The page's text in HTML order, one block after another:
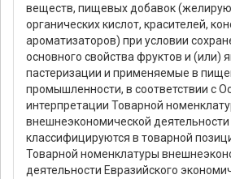
веществ, пищевых добавок
органических кислот, красителей,
ароматизаторов) при условии
основного свойства фруктов и (или)
пастеризации и применяемые в
промышленности, в соответствии с
интерпретации Товарной
внешнеэкономической деятельности
классифицируются в товарной
Товарной номенклатуры
деятельности Евразийского